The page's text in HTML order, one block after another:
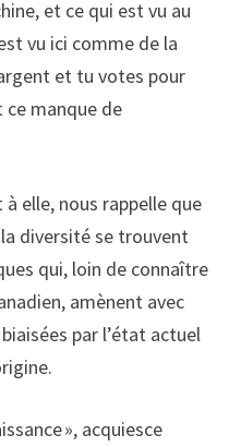
et ce qui est vu au
vu ici comme de la
et tu votes pour
ce manque de
elle, nous rappelle que
diversité se trouvent
qui, loin de connaître
amènent avec
par l’état actuel
», acquiesce